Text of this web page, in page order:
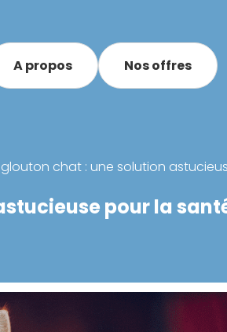
A propos Nos offres
chat : une solution
pour la